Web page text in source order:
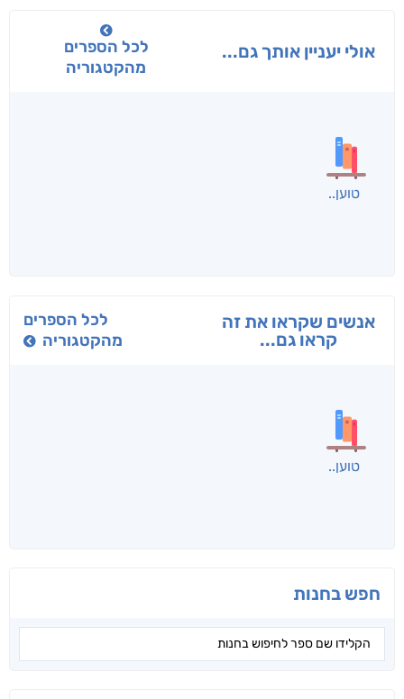
חפש בחנות
אולי יעניין אותך גם...
לכל הספרים
מהקטגוריה
טוען
אנשים שקראו את זה
קראו גם...
לכל הספרים
מהקטגוריה
טוען